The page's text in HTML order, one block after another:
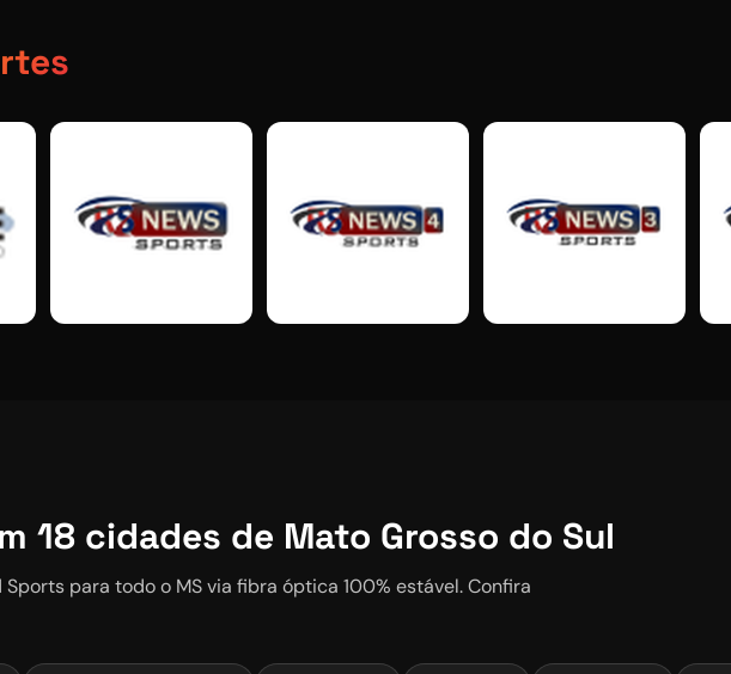
18 cidades de Mato Grosso do Sul
Sports para todo o MS via fibra óptica 100% estável. Confira